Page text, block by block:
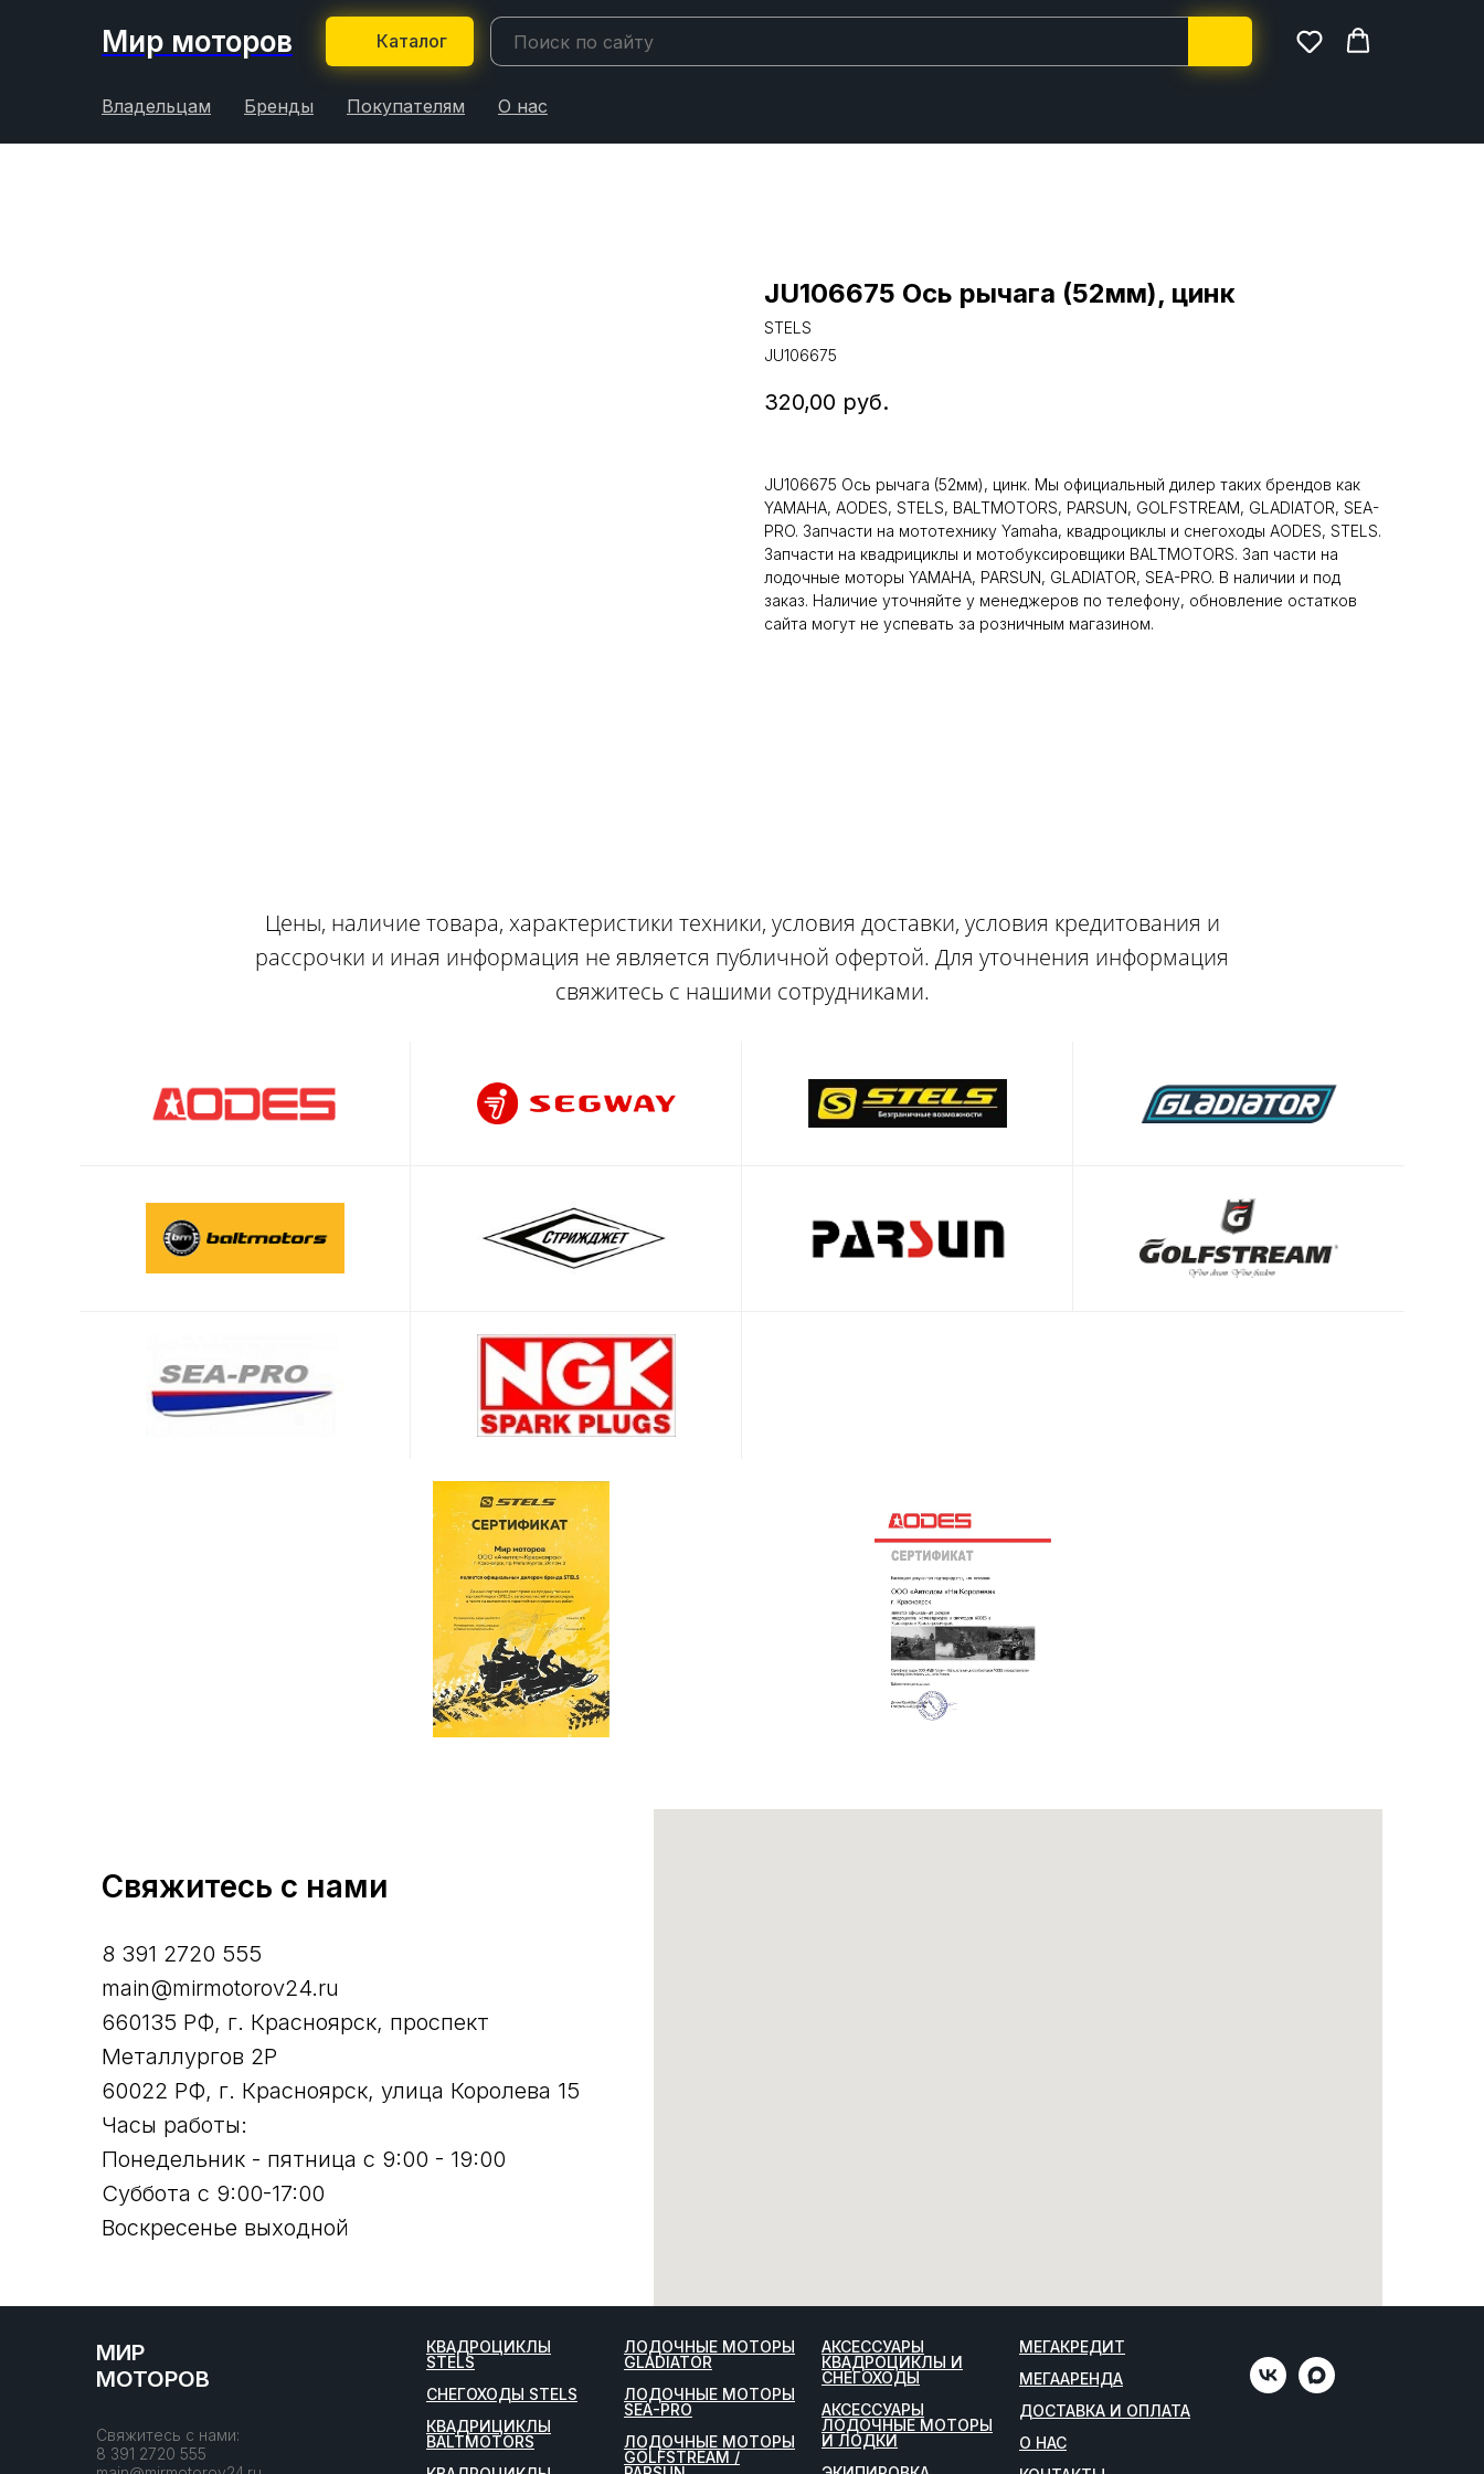
Мир моторов Каталог
Владельцам Бренды Покупателям О нас
JU106675 Ось рычага (52мм), цинк
STELS
JU106675
320,00 руб.
JU106675 Ось рычага (52мм), цинк. Мы официальный дилер таких брендов как
YAMAHA, AODES, STELS, BALTMOTORS, PARSUN, GOLFSTREAM, GLADIATOR, SEA-
PRO. Запчасти на мототехнику Yamaha, квадроциклы и снегоходы AODES, STELS.
Запчасти на квадрициклы и мотобуксировщики BALTMOTORS. Зап части на
лодочные моторы YAMAHA, PARSUN, GLADIATOR, SEA-PRO. В наличии и под
заказ. Наличие уточняйте у менеджеров по телефону, обновление остатков
сайта могут не успевать за розничным магазином.
Цены, наличие товара, характеристики техники, условия доставки, условия кредитования и
рассрочки и иная информация не является публичной офертой. Для уточнения информация
свяжитесь с нашими сотрудниками.
Свяжитесь с нами
8 391 2720 555
main@mirmotorov24.ru
660135 РФ, г. Красноярск, проспект
Металлургов 2Р
60022 РФ, г. Красноярск, улица Королева 15
Часы работы:
Понедельник - пятница с 9:00 - 19:00
Суббота с 9:00-17:00
Воскресенье выходной
МИР
МОТОРОВ
Свяжитесь с нами:
8 391 2720 555
КВАДРОЦИКЛЫ
STELS
СНЕГОХОДЫ STELS
КВАДРИЦИКЛЫ
BALTMOTORS
ЛОДОЧНЫЕ МОТОРЫ
GLADIATOR
ЛОДОЧНЫЕ МОТОРЫ
SEA-PRO
ЛОДОЧНЫЕ МОТОРЫ
GOLFSTREAM /
АКСЕССУАРЫ
КВАДРОЦИКЛЫ И
СНЕГОХОДЫ
АКСЕССУАРЫ
ЛОДОЧНЫЕ МОТОРЫ
И ЛОДКИ
МЕГАКРЕДИТ
МЕГААРЕНДА
ДОСТАВКА И ОПЛАТА
О НАС